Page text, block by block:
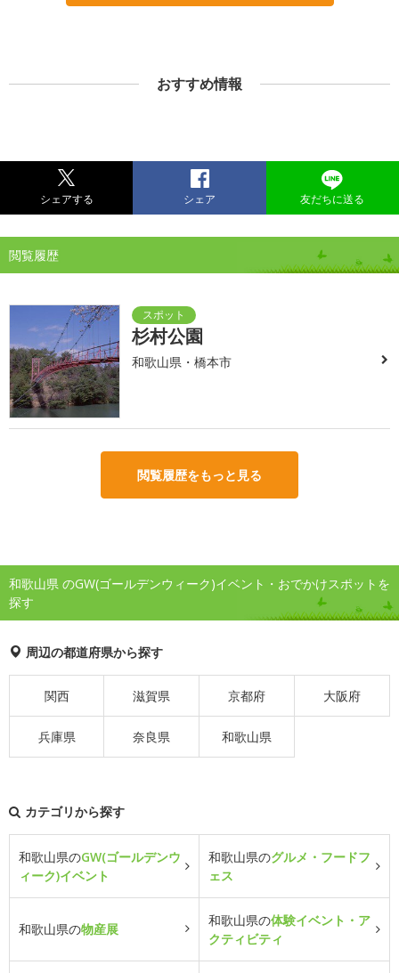
おすすめ情報
シェアする シェア 友だちに送る
閲覧履歴
杉村公園
和歌山県・橋本市
閲覧履歴をもっと見る
和歌山県 のGW(ゴールデンウィーク)イベント・おでかけスポットを
探す
周辺の都道府県から探す
関西 滋賀県 京都府 大阪府
兵庫県 奈良県 和歌山県
カテゴリから探す
和歌山県のGW(ゴールデンウ
ィーク)イベント
和歌山県のグルメ・フードフ
ェス
和歌山県の物産展
和歌山県の体験イベント・ア
クティビティ